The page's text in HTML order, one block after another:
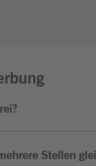
Stellen